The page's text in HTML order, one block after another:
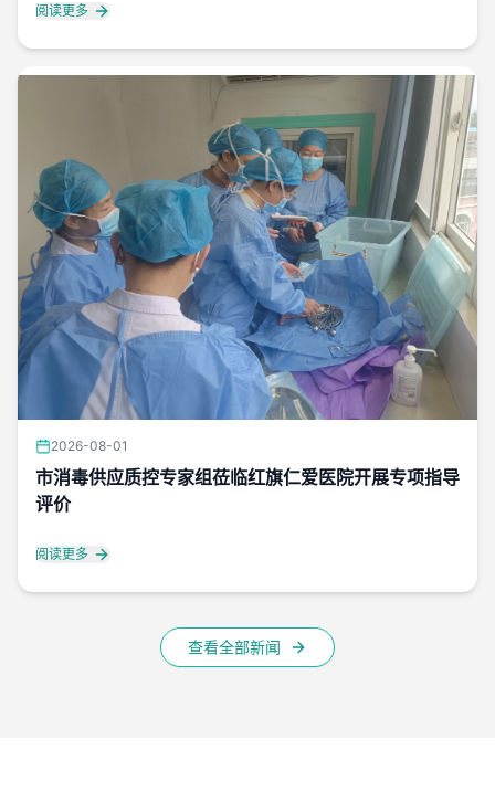
阅读更多
2026-08-01
市消毒供应质控专家组莅临红旗仁爱医院开展专项指导
评价
阅读更多
查看全部新闻